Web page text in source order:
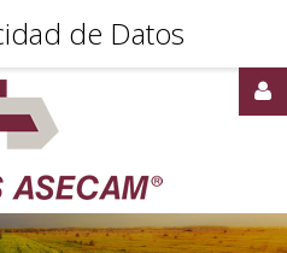
de Datos